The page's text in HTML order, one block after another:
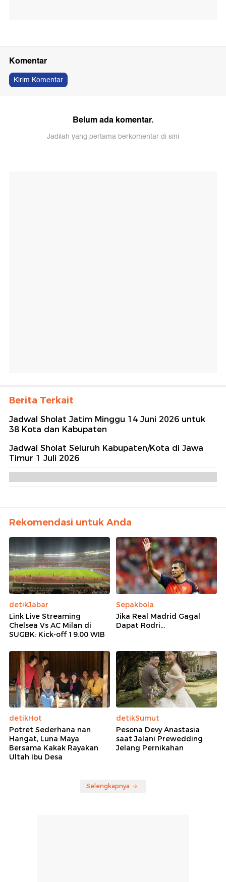
Komentar
Kirim Komentar
Belum ada komentar.
Jadilah yang pertama berkomentar di sini
Berita Terkait
Jadwal Sholat Jatim Minggu 14 Juni 2026 untuk
38 Kota dan Kabupaten
Jadwal Sholat Seluruh Kabupaten/Kota di Jawa
Timur 1 Juli 2026
Rekomendasi untuk Anda
detikJabar
Link Live Streaming
Chelsea Vs AC Milan di
SUGBK: Kick-off 19.00 WIB
Sepakbola
Jika Real Madrid Gagal
Dapat Rodri...
detikHot
Potret Sederhana nan
Hangat, Luna Maya
Bersama Kakak Rayakan
Ultah Ibu Desa
detikSumut
Pesona Devy Anastasia
saat Jalani Prewedding
Jelang Pernikahan
Selengkapnya